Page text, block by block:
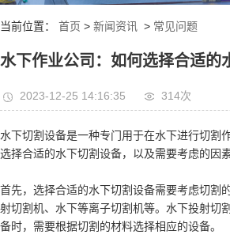
当前位置： 首页 > 新闻资讯 > 常见问题
水下作业公司：如何选择合适的
2023-12-25 14:16:35 314次
水下切割设备是一种专门用于在水下进行切割
选择合适的水下切割设备，以及需要考虑的因素
首先，选择合适的水下切割设备需要考虑切割
射切割机、水下等离子切割机等。水下投射切
备时，需要根据切割的材料选择相应的设备。